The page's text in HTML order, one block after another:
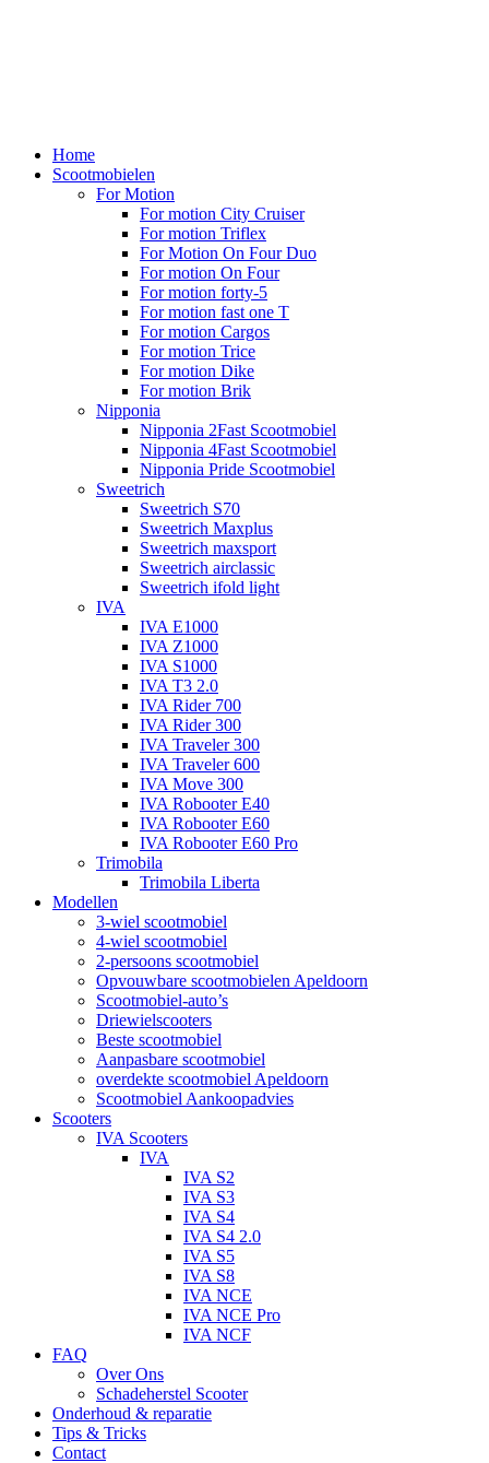
Home
Scootmobielen
For Motion
For motion City Cruiser
For motion Triflex
For Motion On Four Duo
For motion On Four
For motion forty-5
For motion fast one T
For motion Cargos
For motion Trice
For motion Dike
For motion Brik
Nipponia
Nipponia 2Fast Scootmobiel
Nipponia 4Fast Scootmobiel
Nipponia Pride Scootmobiel
Sweetrich
Sweetrich S70
Sweetrich Maxplus
Sweetrich maxsport
Sweetrich airclassic
Sweetrich ifold light
IVA
IVA E1000
IVA Z1000
IVA S1000
IVA T3 2.0
IVA Rider 700
IVA Rider 300
IVA Traveler 300
IVA Traveler 600
IVA Move 300
IVA Robooter E40
IVA Robooter E60
IVA Robooter E60 Pro
Trimobila
Trimobila Liberta
Modellen
3-wiel scootmobiel
4-wiel scootmobiel
2-persoons scootmobiel
Opvouwbare scootmobielen Apeldoorn
Scootmobiel-auto’s
Driewielscooters
Beste scootmobiel
Aanpasbare scootmobiel
overdekte scootmobiel Apeldoorn
Scootmobiel Aankoopadvies
Scooters
IVA Scooters
IVA
IVA S2
IVA S3
IVA S4
IVA S4 2.0
IVA S5
IVA S8
IVA NCE
IVA NCE Pro
IVA NCF
FAQ
Over Ons
Schadeherstel Scooter
Onderhoud & reparatie
Tips & Tricks
Contact